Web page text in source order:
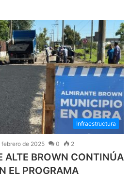
Infraestructura
febrero de 2025 0 2
ALTE BROWN CONTINÚA
EL PROGRAMA